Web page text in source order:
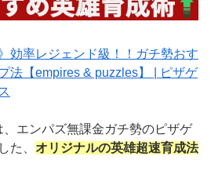
効率レジェンド級！！ガチ勢おす
法【empires & puzzles】 | ピザゲ
、エンパズ無課金ガチ勢のピザゲ
た、 オリジナルの英雄超速育成法